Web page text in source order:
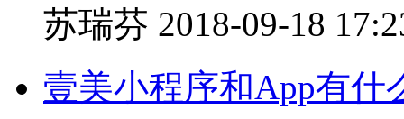
苏瑞芬 2018-09-18
壹美小程序和App有什